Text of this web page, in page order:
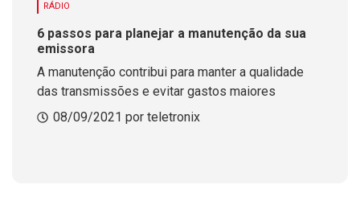
RÁDIO
6 passos para planejar a manutenção da sua
emissora
A manutenção contribui para manter a qualidade
das transmissões e evitar gastos maiores
08/09/2021 por teletronix